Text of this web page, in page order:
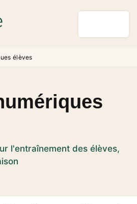
élèves
l'entraînement des élèves,